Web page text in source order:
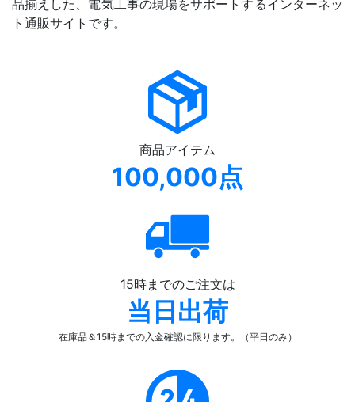
品揃えした、電気工事の現場をサポートするインターネッ
ト通販サイトです。
商品アイテム
100,000点
15時までのご注文は
当日出荷
在庫品＆15時までの入金確認に限ります。（平日のみ）